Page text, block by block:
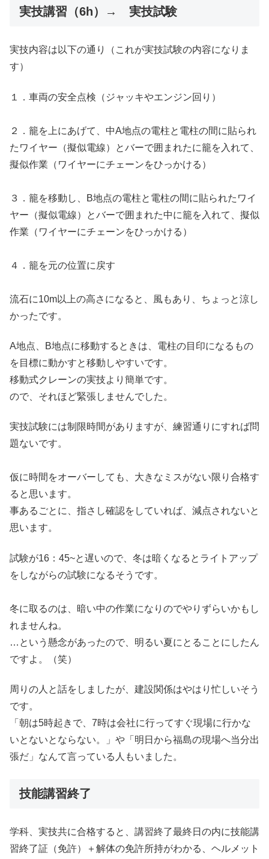
実技講習（6h）→ 実技試験
実技内容は以下の通り（これが実技試験の内容になりま
す）
１．車両の安全点検（ジャッキやエンジン回り）
２．籠を上にあげて、中A地点の電柱と電柱の間に貼られ
たワイヤー（擬似電線）とバーで囲まれたに籠を入れて、
擬似作業（ワイヤーにチェーンをひっかける）
３．籠を移動し、B地点の電柱と電柱の間に貼られたワイ
ヤー（擬似電線）とバーで囲まれた中に籠を入れて、擬似
作業（ワイヤーにチェーンをひっかける）
４．籠を元の位置に戻す
流石に10m以上の高さになると、風もあり、ちょっと涼し
かったです。
A地点、B地点に移動するときは、電柱の目印になるもの
を目標に動かすと移動しやすいです。
移動式クレーンの実技より簡単です。
ので、それほど緊張しませんでした。
実技試験には制限時間がありますが、練習通りにすれば問
題ないです。
仮に時間をオーバーしても、大きなミスがない限り合格す
ると思います。
事あるごとに、指さし確認をしていれば、減点されないと
思います。
試験が16：45~と遅いので、冬は暗くなるとライトアップ
をしながらの試験になるそうです。
冬に取るのは、暗い中の作業になりのでやりずらいかもし
れませんね。
…という懸念があったので、明るい夏にとることにしたん
ですよ。（笑）
周りの人と話をしましたが、建設関係はやはり忙しいそう
です。
「朝は5時起きで、7時は会社に行ってすぐ現場に行かな
いとないとならない。」や「明日から福島の現場へ当分出
張だ」なんて言っている人もいました。
技能講習終了
学科、実技共に合格すると、講習終了最終日の内に技能講
習終了証（免許）＋解体の免許所持がわかる、ヘルメット